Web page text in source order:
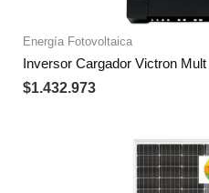
Energía Fotovoltaica
Inversor Cargador Victron Mult
$1.432.973